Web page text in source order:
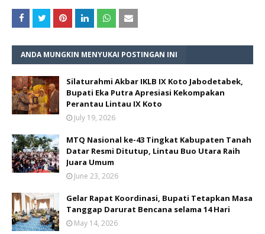
ANDA MUNGKIN MENYUKAI POSTINGAN INI
Silaturahmi Akbar IKLB IX Koto Jabodetabek,
Bupati Eka Putra Apresiasi Kekompakan
Perantau Lintau IX Koto
July 19, 2026
MTQ Nasional ke-43 Tingkat Kabupaten Tanah
Datar Resmi Ditutup, Lintau Buo Utara Raih
Juara Umum
June 23, 2026
Gelar Rapat Koordinasi, Bupati Tetapkan Masa
Tanggap Darurat Bencana selama 14 Hari
May 14, 2026